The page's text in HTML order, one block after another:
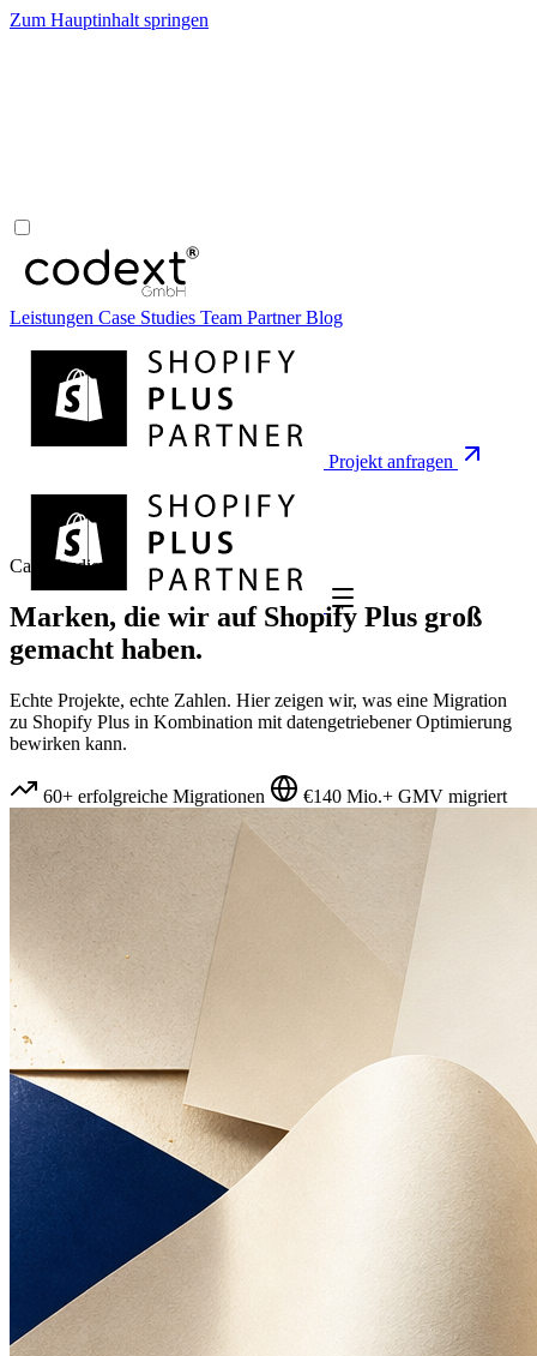
Zum Hauptinhalt springen
Leistungen Case Studies Team PartnerBlog
Projekt anfragen
Case Studies
Marken, die wir auf Shopify Plus groß
gemacht haben.
Echte Projekte, echte Zahlen. Hier zeigen wir, was eine Migration
zu Shopify Plus in Kombination mit datengetriebener Optimierung
bewirken kann.
60+ erfolgreiche Migrationen €140 Mio.+ GMV migriert